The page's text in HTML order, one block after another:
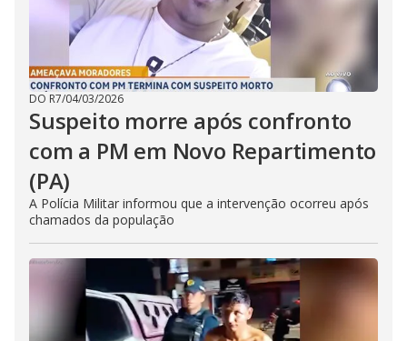
DO R7/04/03/2026
Suspeito morre após confronto
com a PM em Novo Repartimento
(PA)
A Polícia Militar informou que a intervenção ocorreu após
chamados da população